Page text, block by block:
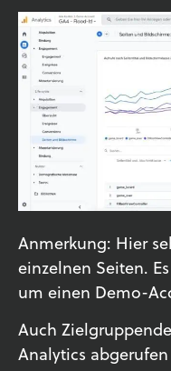
Anmerkung: Hier
einzelnen Seiten.
um einen Demo-
Auch
Analytics